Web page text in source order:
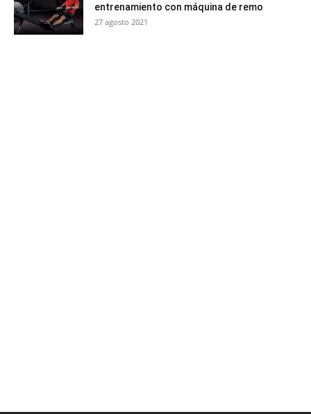
entrenamiento con máquina de remo
27 agosto 2021